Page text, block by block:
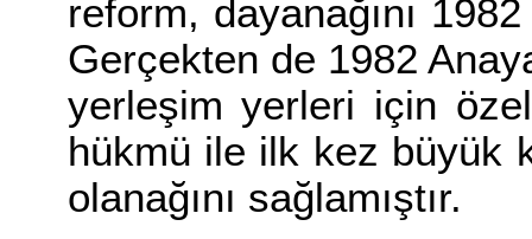
reform, dayanağını
Gerçekten de 1982
yerleşim yerleri için
hükmü ile ilk kez büyük
olanağını sağlamıştır.